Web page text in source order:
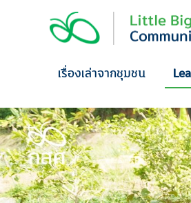
เรื่องเล่าจากชุมชน